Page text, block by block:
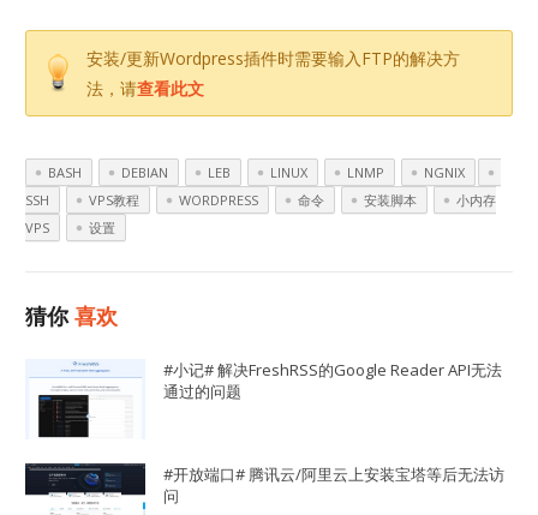
安装/更新Wordpress插件时需要输入FTP的解决方
法，请查看此文
BASH DEBIAN LEB LINUX LNMP
NGNIX
SSH
VPS教程 WORDPRESS 命令 安装脚本
小内存
VPS
设置
猜你喜欢
#小记# 解决FreshRSS的Google Reader API无法
通过的问题
#开放端口# 腾讯云/阿里云上安装宝塔等后无法访
问